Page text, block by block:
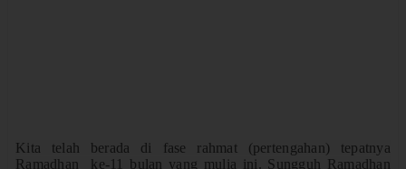
Kita telah berada di fase rahmat (pertengahan) tepatnya
Ramadhan ke-11 bulan yang mulia ini. Sungguh Ramadhan